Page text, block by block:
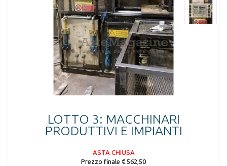
LOTTO 3: MACCHINARI
PRODUTTIVI E IMPIANTI
ASTA CHIUSA
Prezzo finale € 562,50